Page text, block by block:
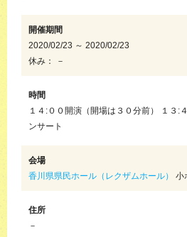
開催期間
2020/02/23 ～ 2020/02/23
休み： －
時間
１４:００開演（開場は３０分前） １３:
ンサート
会場
香川県県民ホール（レクザムホール）
小
住所
－